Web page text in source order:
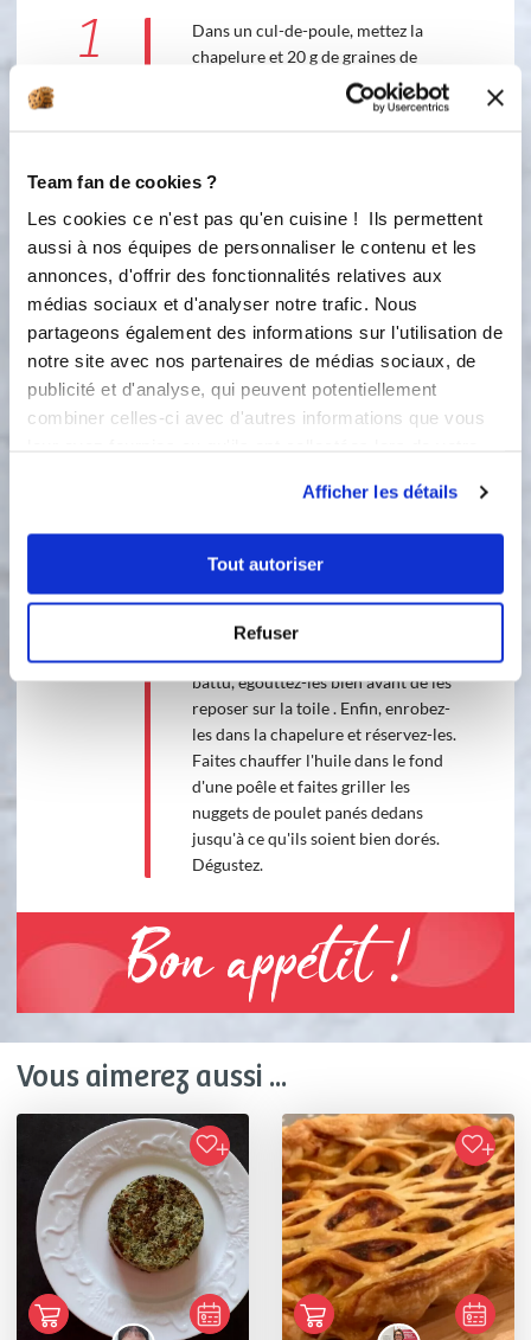
Team fan de cookies ?
Les cookies ce n'est pas qu'en cuisine ! Ils permettent
aussi à nos équipes de personnaliser le contenu et les
annonces, d'offrir des fonctionnalités relatives aux
médias sociaux et d'analyser notre trafic. Nous
partageons également des informations sur l'utilisation de
notre site avec nos partenaires de médias sociaux, de
publicité et d'analyse, qui peuvent potentiellement
combiner celles-ci avec d'autres informations que vous
Afficher les détails
Tout autoriser
Refuser
1
Dans un cul-de-poule, mettez la
chapelure et 20 g de graines de
sésame et mélangez à l'aide d'un
fouet. Réservez. Epluchez les
de poulet en dés, mettez-les dans un
blender avec le sel, le poivre, le lait en
poudre, le vinaigre et 15 g de graines
de sésame. Mixez le tout le plus
préparation dans un cul-de-poule.
Réalisez de petites boules à l'aide de 2
petites cuillères. Posez-les sur une
toile que vous entreposez quelques
mn au congélateur afin de faciliter le
boulettes de poulet dans la farine puis
afin de leur donner la forme
caractéristique des nuggets. Reposez-
les sur la toile . Battez l'œuf avec l'eau
en omelette dans une assiette creuse.
Passez tous les nuggets dans l'oeuf
battu, égouttez-les bien avant de les
reposer sur la toile . Enfin, enrobez-
les dans la chapelure et réservez-les.
Faites chauffer l'huile dans le fond
d'une poêle et faites griller les
nuggets de poulet panés dedans
jusqu'à ce qu'ils soient bien dorés.
Dégustez.
Bon appétit !
Vous aimerez aussi ...